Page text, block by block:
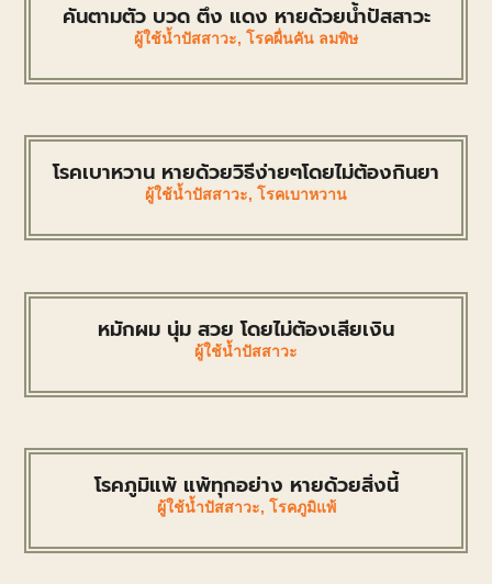
คันตามตัว บวด ตึง แดง หายด้วยน้ำปัสสาวะ
ผู้ใช้น้ำปัสสาวะ, โรคผื่นคัน ลมพิษ
โรคเบาหวาน หายด้วยวิธีง่ายๆโดยไม่ต้องกินยา
ผู้ใช้น้ำปัสสาวะ, โรคเบาหวาน
หมักผม นุ่ม สวย โดยไม่ต้องเสียเงิน
ผู้ใช้น้ำปัสสาวะ
โรคภูมิแพ้ แพ้ทุกอย่าง หายด้วยสิ่งนี้
ผู้ใช้น้ำปัสสาวะ, โรคภูมิแพ้